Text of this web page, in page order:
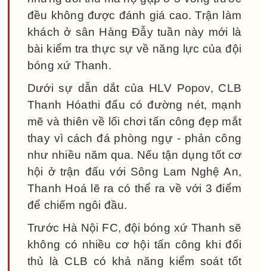
đều không được đánh giá cao. Trận làm
khách ở sân Hàng Đẫy tuần này mới là
bài kiểm tra thực sự về năng lực của đội
bóng xứ Thanh.
Dưới sự dẫn dắt của HLV Popov, CLB
Thanh Hóathi đấu có đường nét, mạnh
mẽ và thiên về lối chơi tấn công đẹp mắt
thay vì cách đá phòng ngự - phản công
như nhiều năm qua. Nếu tận dụng tốt cơ
hội ở trận đấu với Sông Lam Nghệ An,
Thanh Hoá lẽ ra có thể ra về với 3 điểm
để chiếm ngôi đầu.
Trước Hà Nội FC, đội bóng xứ Thanh sẽ
không có nhiều cơ hội tấn công khi đối
thủ là CLB có khả năng kiểm soát tốt